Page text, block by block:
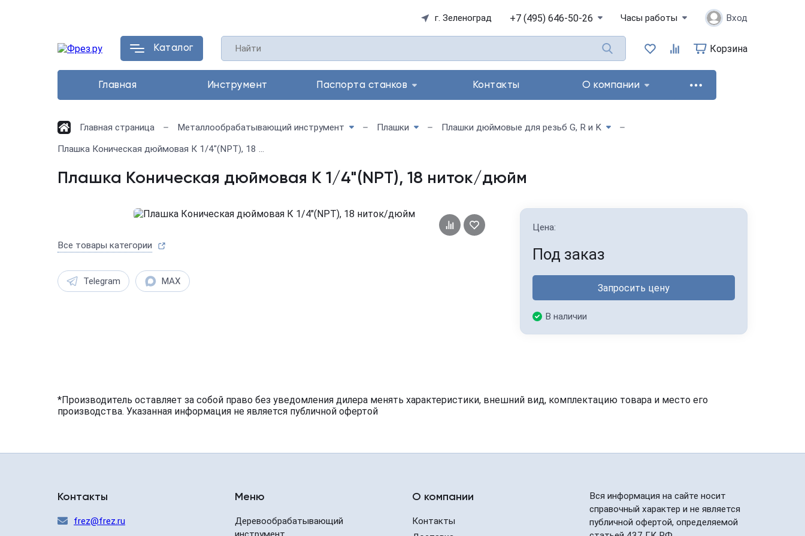
г. Зеленоград +7 (495) 646-50-26 Часы работы Вход
Каталог Корзина
Главная Инструмент Паспорта станков Контакты О компании
Главная страница Металлообрабатывающий инструмент Плашки
Плашки дюймовые для резьб G, R и K
Плашка Коническая дюймовая К 1/4"(NPT), 18 ниток/дюйм
Плашка Коническая дюймовая К 1/4"(NPT), 18 ниток/дюйм
Все товары категории
Telegram MAX
Цена:
Под заказ
Запросить цену
В наличии
*Производитель оставляет за собой право без уведомления дилера менять характеристики, внешний вид, комплектацию товара и место его
производства. Указанная информация не является публичной офертой
Контакты
frez@frez.ru
Меню
Деревообрабатывающий
О компании
Контакты
Вся информация на сайте носит
справочный характер и не является
публичной офертой, определяемой